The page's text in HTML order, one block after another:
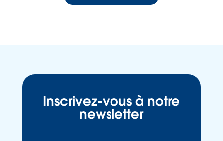
Inscrivez-vous à notre
newsletter